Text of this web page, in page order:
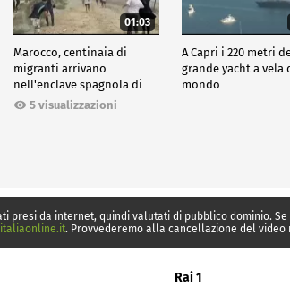
01:03
Marocco, centinaia di
migranti arrivano
nell'enclave spagnola di
Ceuta5 visualizzazioni
A Capri i 220 metri
grande yacht a vela
mondo
presi da internet, quindi valutati di pubblico dominio.
. Provvederemo alla cancellazione del video
Rai 1